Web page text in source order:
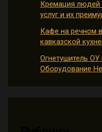
Кремация людей
услуг и их
Кафе на речном
кавказской
Огнетушитель
Оборудование